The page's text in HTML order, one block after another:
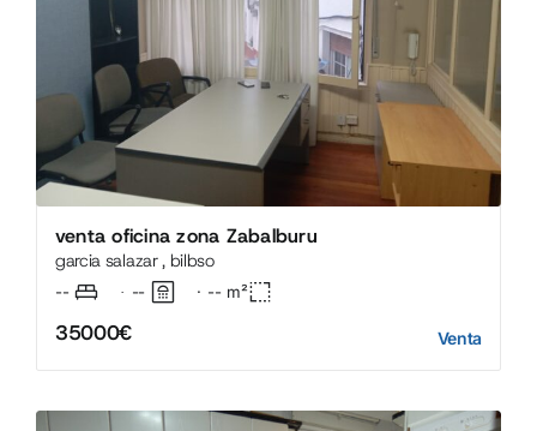
venta oficina zona Zabalburu
garcia salazar , bilbso
-- · -- · -- m²
35000€ Venta